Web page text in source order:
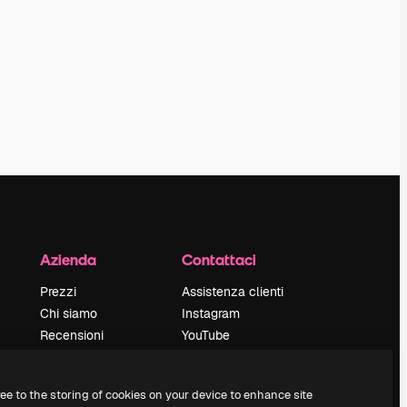
Azienda
Prezzi
Chi siamo
Recensioni
Blog
Contattaci
Assistenza clienti
Instagram
YouTube
Discord
to the storing of cookies on your device to enhance site